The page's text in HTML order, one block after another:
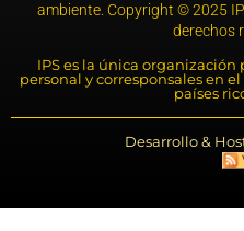
ambiente. Copyright © 2025
derechos
IPS es la única
personal y corresponsales en
países
Desarrollo &